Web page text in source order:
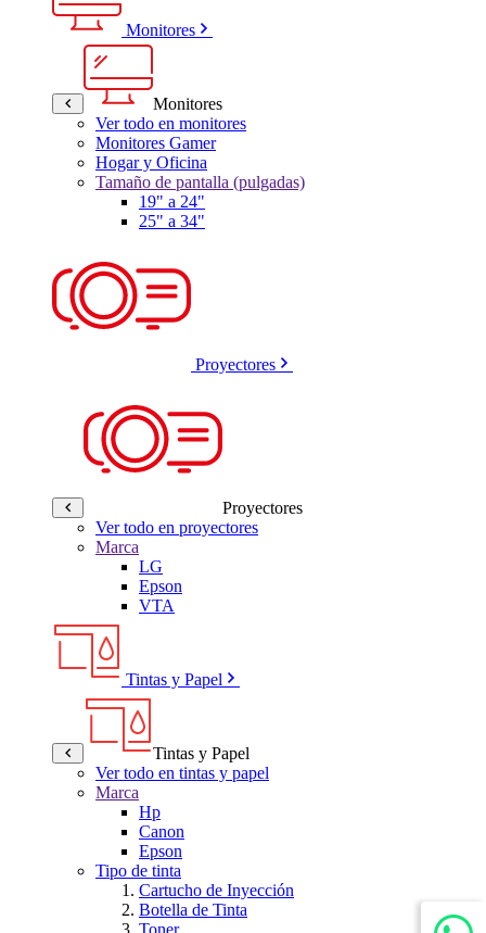
Monitores
Monitores
Ver todo en monitores
Monitores Gamer
Hogar y Oficina
Tamaño de pantalla (pulgadas)
19" a 24"
25" a 34"
Proyectores
Proyectores
Ver todo en proyectores
Marca
LG
Epson
VTA
Tintas y Papel
Tintas y Papel
Ver todo en tintas y papel
Marca
Hp
Canon
Epson
Tipo de tinta
Cartucho de Inyección
Botella de Tinta
Toner